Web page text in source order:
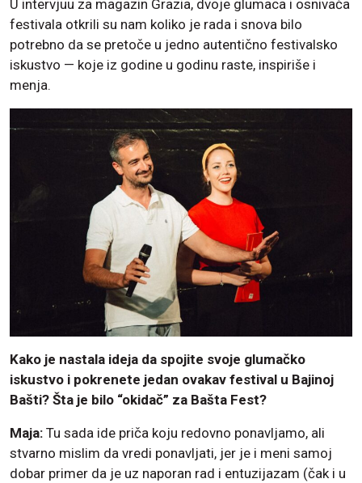
U intervjuu za magazin Grazia, dvoje glumaca i osnivača
festivala otkrili su nam koliko je rada i snova bilo
potrebno da se pretoče u jedno autentično festivalsko
iskustvo — koje iz godine u godinu raste, inspiriše i
menja.
Kako je nastala ideja da spojite svoje glumačko
iskustvo i pokrenete jedan ovakav festival u Bajinoj
Bašti? Šta je bilo “okidač” za Bašta Fest?
Maja: Tu sada ide priča koju redovno ponavljamo, ali
stvarno mislim da vredi ponavljati, jer je i meni samoj
dobar primer da je uz naporan rad i entuzijazam (čak i u